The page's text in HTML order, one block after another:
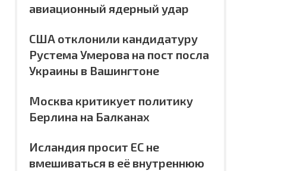
авиационный ядерный удар
США отклонили кандидатуру
Рустема Умерова на пост посла
Украины в Вашингтоне
Москва критикует политику
Берлина на Балканах
Исландия просит ЕС не
вмешиваться в её внутреннюю